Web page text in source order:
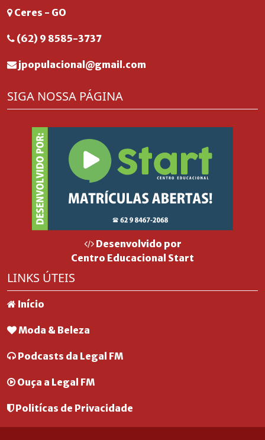
Ceres - GO
(62) 9 8585-3737
jpopulacional@gmail.com
SIGA NOSSA PÁGINA
Desenvolvido por
Centro Educacional Start
LINKS ÚTEIS
Início
Moda & Beleza
Podcasts da Legal FM
Ouça a Legal FM
Politícas de Privacidade